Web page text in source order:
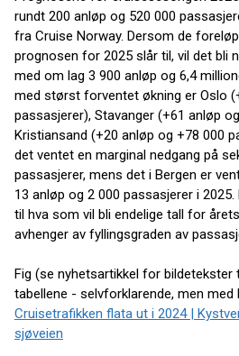
rundt 200 anløp og 520 000
fra Cruise Norway. Dersom de
prognosen for 2025 slår til, vil det bli
med om lag 3 900 anløp og 6,4
med størst forventet økning er Oslo
passasjerer), Stavanger (+61 anløp
Kristiansand (+20 anløp og +78 000
det ventet en marginal nedgang på
passasjerer, mens det i Bergen er
13 anløp og 2 000 passasjerer i
til hva som vil bli endelige tall for
avhenger av fyllingsgraden av
Fig (se nyhetsartikkel for bildetekster
tabellene - selvforklarende, men med
Cruisetrafikken flata ut i 2024 |
sjøveien